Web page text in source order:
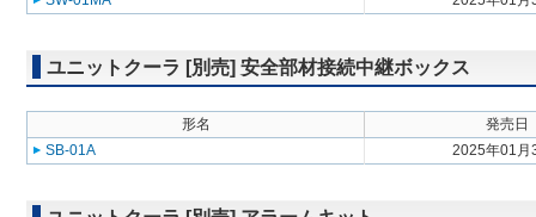
ユニットクーラ [別売] 安全部材接続中継ボックス
形名
発売日
SB-01A
2025年01月